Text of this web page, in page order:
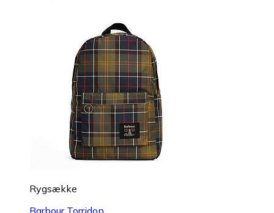
Rygsække
Barbour Torridon